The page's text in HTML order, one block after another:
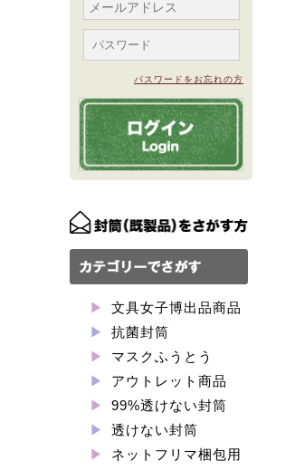
パスワードをお忘れの方
文具女子博出品商品
抗菌封筒
マスクふうとう
アウトレット商品
99%透けない封筒
透けない封筒
ネットフリマ梱包用